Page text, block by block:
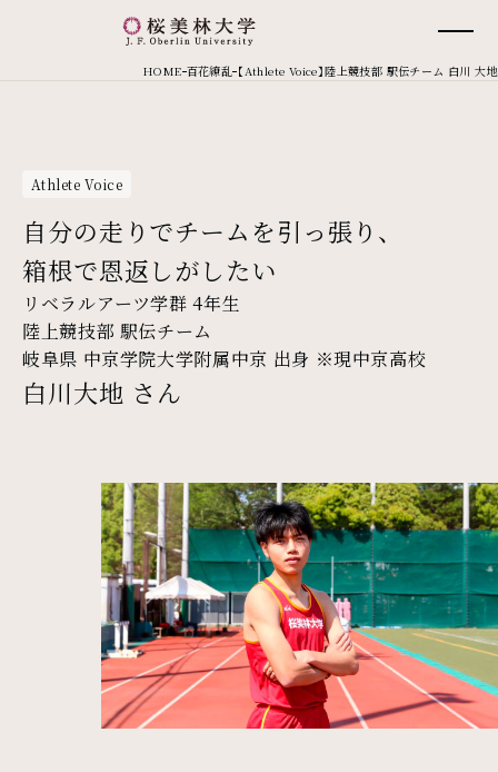
桜美林大学 トップページ
HOME 百花繚乱 【Athlete Voice】陸上競技部 駅伝チーム 白川 大地
Athlete Voice
自分の走りでチームを引っ張り、
箱根で恩返しがしたい
リベラルアーツ学群 4年生
陸上競技部 駅伝チーム
岐阜県 中京学院大学附属中京 出身 ※現中京高校
白川大地 さん